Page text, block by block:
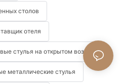
столов
отеля
стулья на открытом воздухе
металлические стулья